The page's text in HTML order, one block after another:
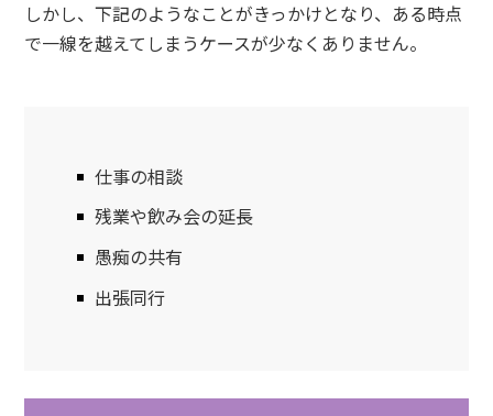
しかし、下記のようなことがきっかけとなり、ある時点
で一線を越えてしまうケースが少なくありません。
仕事の相談
残業や飲み会の延長
愚痴の共有
出張同行